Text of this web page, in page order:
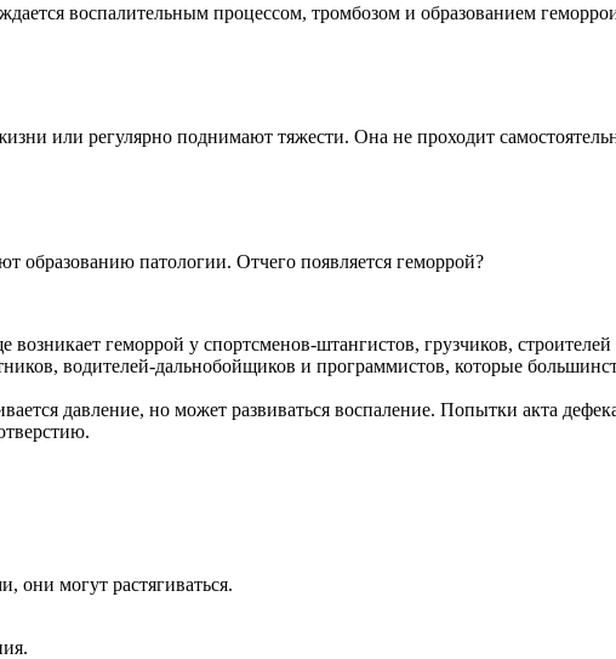
воспалительным процессом, тромбозом и образованием
или регулярно поднимают тяжести. Она не проходит
образованию патологии. Отчего появляется геморрой?
геморрой у спортсменов-штангистов, грузчиков, строителей
водителей-дальнобойщиков и программистов, которые
давление, но может развиваться воспаление. Попытки акта
они могут растягиваться.